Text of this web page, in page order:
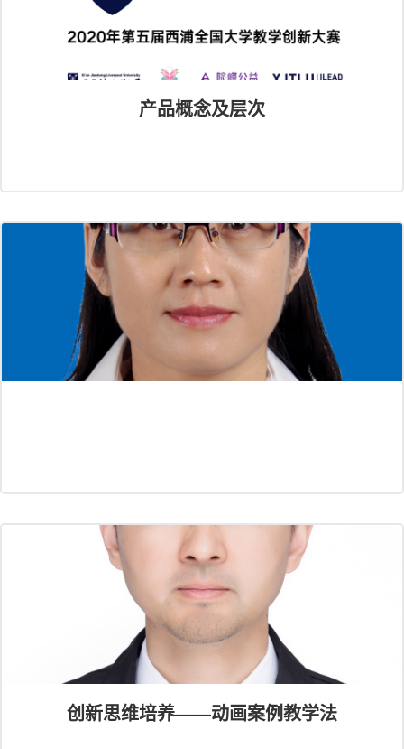
产品概念及层次
创新思维培养——动画案例教学法